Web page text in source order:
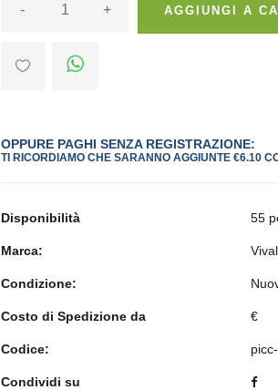
- + AGGIUNGI A
OPPURE PAGHI SENZA REGISTRAZIONE:
TI RICORDIAMO CHE SARANNO AGGIUNTE €6.10
Disponibilità 55
Marca:
Condizione:
Costo di Spedizione da €
Codice:
Condividi su